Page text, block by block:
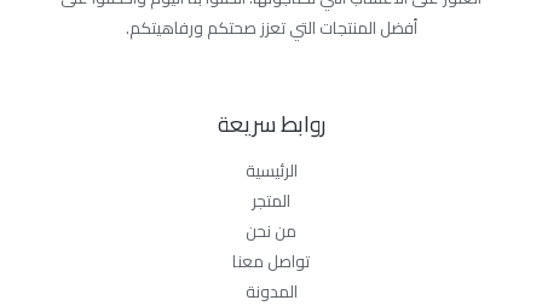
أفضل المنتجات التي تعزز صحتكم ورفاهيتكم.
روابط سريعة
الرئيسية
المتجر
من نحن
تواصل معنا
المدونة